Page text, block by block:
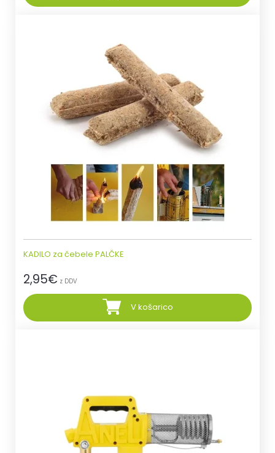
KADILO za čebele PALČKE
2,95€ z DDV
V košarico